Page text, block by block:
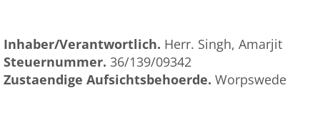
Inhaber/Verantwortlich. Herr. Singh, Amarjit
Steuernummer. 36/139/09342
Zustaendige Aufsichtsbehoerde. Worpswede